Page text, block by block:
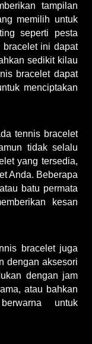
tampilan
memilih untuk
seperti pesta
bracelet ini dapat
sedikit kilau
bracelet dapat
menciptakan
tennis bracelet
tidak selalu
yang tersedia,
Anda. Beberapa
batu permata
kesan
bracelet juga
dengan aksesori
dengan jam
atau bahkan
untuk